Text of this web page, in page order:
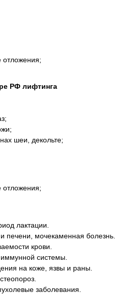
отложения;
РФ лифтинга
шеи, декольте;
отложения;
лактации.
печени, мочекаменная болезнь.
крови.
системы.
на коже, язвы и раны.
заболевания.